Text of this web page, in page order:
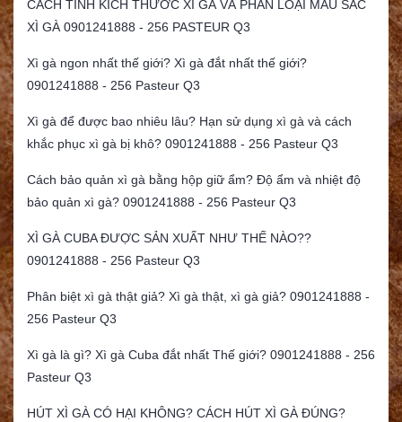
CÁCH TÍNH KÍCH THƯỚC XÌ GÀ VÀ PHÂN LOẠI MÀU SẮC
XÌ GÀ 0901241888 - 256 PASTEUR Q3
Xì gà ngon nhất thế giới? Xì gà đắt nhất thế giới?
0901241888 - 256 Pasteur Q3
Xì gà để được bao nhiêu lâu? Hạn sử dụng xì gà và cách
khắc phục xì gà bị khô? 0901241888 - 256 Pasteur Q3
Cách bảo quản xì gà bằng hộp giữ ẩm? Độ ẩm và nhiệt độ
bảo quản xì gà? 0901241888 - 256 Pasteur Q3
XÌ GÀ CUBA ĐƯỢC SẢN XUẤT NHƯ THẾ NÀO??
0901241888 - 256 Pasteur Q3
Phân biệt xì gà thật giả? Xì gà thật, xì gà giả? 0901241888 -
256 Pasteur Q3
Xì gà là gì? Xì gà Cuba đắt nhất Thế giới? 0901241888 - 256
Pasteur Q3
HÚT XÌ GÀ CÓ HẠI KHÔNG? CÁCH HÚT XÌ GÀ ĐÚNG?